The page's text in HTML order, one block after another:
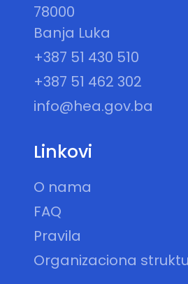
78000
Banja Luka
+387 51 430 510
+387 51 462 302
info@hea.gov.ba
Linkovi
O nama
FAQ
Pravila
Organizaciona